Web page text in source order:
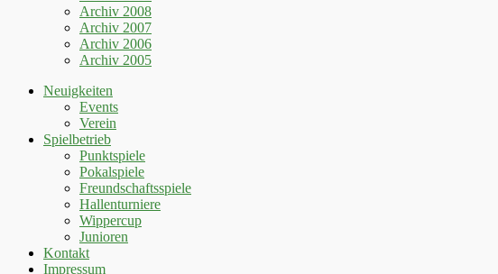
Archiv 2008
Archiv 2007
Archiv 2006
Archiv 2005
Neuigkeiten
Events
Verein
Spielbetrieb
Punktspiele
Pokalspiele
Freundschaftsspiele
Hallenturniere
Wippercup
Junioren
Kontakt
Impressum